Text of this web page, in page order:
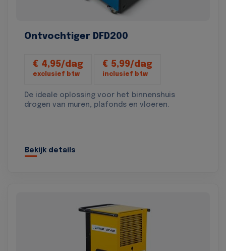
Ontvochtiger DFD200
€ 4,95/dag
exclusief btw
€ 5,99/dag
inclusief btw
De ideale oplossing voor het binnenshuis
drogen van muren, plafonds en vloeren.
Bekijk details